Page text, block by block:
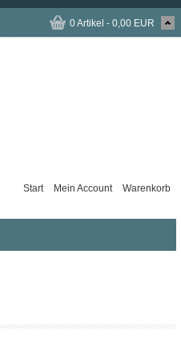
0 Artikel - 0,00 EUR
Start Mein Account Warenkorb